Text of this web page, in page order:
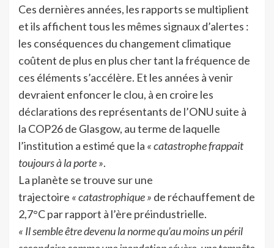
Ces dernières années, les rapports se multiplient
et ils affichent tous les mêmes signaux d’alertes :
les conséquences du changement climatique
coûtent de plus en plus cher tant la fréquence de
ces éléments s’accélère. Et les années à venir
devraient enfoncer le clou, à en croire les
déclarations des représentants de l’ONU suite à
la COP26 de Glasgow, au terme de laquelle
l’institution a estimé que la « catastrophe frappait
toujours à la porte ».
La planète se trouve sur une
trajectoire « catastrophique » de réchauffement de
2,7°C par rapport à l’ère préindustrielle.
« Il semble être devenu la norme qu’au moins un péril